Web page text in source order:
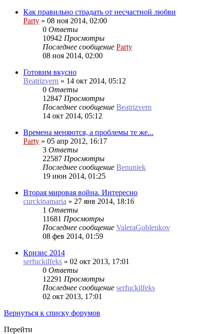
Как правильно страдать от несчастной любви
Party » 08 ноя 2014, 02:00
0 Ответы
10942 Просмотры
Последнее сообщение Party
08 ноя 2014, 02:00
Готовим вкусно
Beatrizvern » 14 окт 2014, 05:12
0 Ответы
12847 Просмотры
Последнее сообщение Beatrizvern
14 окт 2014, 05:12
Времена меняются, а проблемы те же...
Party » 05 апр 2012, 16:17
3 Ответы
22587 Просмотры
Последнее сообщение Benuniek
19 июн 2014, 01:25
Вторая мировая война. Интересно
curckinamaria » 27 янв 2014, 18:16
1 Ответы
11681 Просмотры
Последнее сообщение ValeraGoblenkov
08 фев 2014, 01:59
Кризис 2014
serfuckilfeks » 02 окт 2013, 17:01
0 Ответы
12291 Просмотры
Последнее сообщение serfuckilfeks
02 окт 2013, 17:01
Вернуться к списку форумов
Перейти